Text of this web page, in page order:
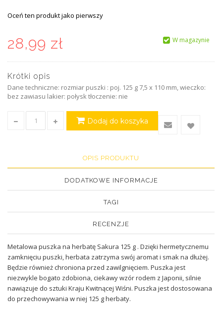
Oceń ten produkt jako pierwszy
28,99 zł W magazynie
Krótki opis
Dane techniczne: rozmiar puszki : poj. 125 g 7,5 x 110 mm, wieczko:
bez zawiasu lakier: połysk tłoczenie: nie
Dodaj do koszyka
OPIS PRODUKTU
DODATKOWE INFORMACJE
TAGI
RECENZJE
Metalowa puszka na herbatę Sakura 125 g . Dzięki hermetycznemu
zamknięciu puszki, herbata zatrzyma swój aromat i smak na dłużej.
Będzie również chroniona przed zawilgnięciem. Puszka jest
niezwykle bogato zdobiona, ciekawy wzór rodem z Japonii, silnie
nawiązuje do sztuki Kraju Kwitnącej Wiśni. Puszka jest dostosowana
do przechowywania w niej 125 g herbaty.